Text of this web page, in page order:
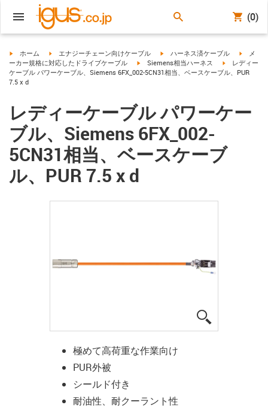
(0)
igus-icon-arrow-right
ホーム igus-icon-arrow-right
エナジーチェーン向けケーブル igus-icon-arrow-right
ハーネス済ケーブル igus-
メ
ーカー規格に対応したドライブケーブル
igus-icon-arrow-right
Siemens相当ハーネス igus-icon-
レディー
ケーブル パワーケーブル、Siemens 6FX_002-5CN31相当、ベースケーブル、PUR
7.5 x d
レディーケーブル パワーケー
ブル、Siemens 6FX_002-
5CN31相当、ベースケーブ
ル、PUR 7.5 x d
極めて高荷重な作業向け
PUR外被
シールド付き
耐油性、耐クーラント性